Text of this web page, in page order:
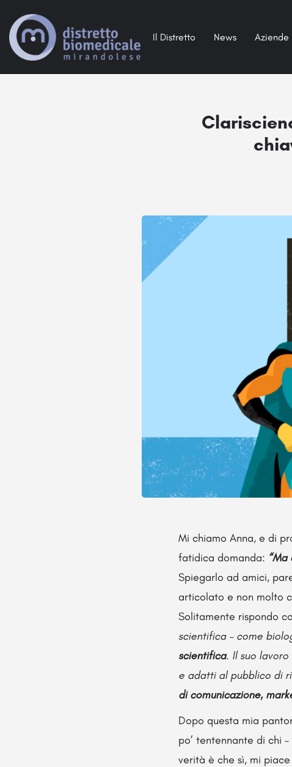
Il Distretto News Aziende
Mi chiamo Anna, e di
fatidica domanda:
Spiegarlo ad amici,
articolato e non molto
Solitamente rispondo
scientifica – come
scientifica. Il suo
e adatti al pubblico di
di comunicazione,
Dopo questa mia
po’ tentennante di chi
verità è che sì, mi